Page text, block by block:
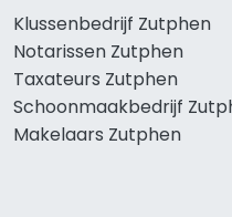
Klussenbedrijf Zutphen
Notarissen Zutphen
Taxateurs Zutphen
Schoonmaakbedrijf
Makelaars Zutphen